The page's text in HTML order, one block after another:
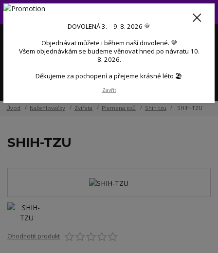
Od 3. do 9. 8. 2026 budeme mít dovolenou 💜 Objednávky přijaté
během dovolené začneme postupně zpracovávat po návratu 💜
Úvod Nažehlovačky Zvířata Plemena psů Shih tzu SHIH-TZU
SHIH-TZU
Ohodnotit produkt
DOVOLENÁ 3. – 9. 8. 2026 🌞
Objednávat můžete i během naší dovolené. 💜
Všem objednávkám se budeme věnovat hned po návratu 10.
8. 2026.
Děkujeme za pochopení a přejeme krásné léto 🏖️
Zavřít